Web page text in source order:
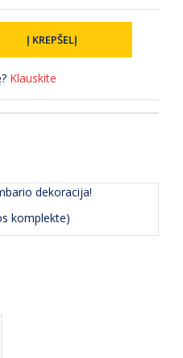
Klauskite
dekoracija!
komplekte)